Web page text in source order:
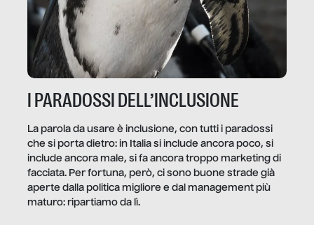
I PARADOSSI DELL’INCLUSIONE
La parola da usare è inclusione, con tutti i paradossi
che si porta dietro: in Italia si include ancora poco, si
include ancora male, si fa ancora troppo marketing di
facciata. Per fortuna, però, ci sono buone strade già
aperte dalla politica migliore e dal management più
maturo: ripartiamo da lì.